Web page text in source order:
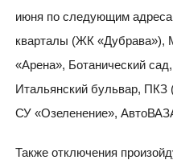
июня по следующим
кварталы (ЖК
«Арена», Ботанический
Итальянский бульвар, ПКЗ
СУ «Озеленение»,
Также отключения